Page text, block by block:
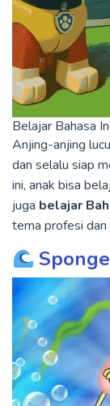
Belajar Bahasa
Anjing-anjing
dan selalu siap
ini, anak bisa
juga belajar
tema profesi